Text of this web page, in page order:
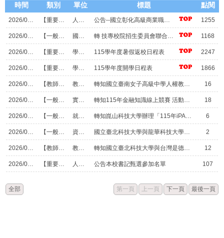
時間 類別 單位 標題 點閱
2026/07/27 【重要公告】 人事室 公告--國立彰化高級商業職業學校115年書記甄選簡章 1255
2026/06/24 【一般公告】 國立彰化高商 轉 技專校院招生委員會聯合會_116學年度四技二專「甄選入學」及「聯合登記分發入學」招生選採科目 1168
2026/06/23 【重要公告】 學務處 115學年度暑假返校日程表 2247
2026/06/23 【重要公告】 學務處 115學年度開學日程表 1866
2026/08/05 【教師研習】 教學組 轉知國立臺南女子高級中學人權教育資源中心辦理115學年度上學期「人權及轉型正義課程入校推廣計畫」實施計畫 16
2026/08/05 【一般公告】 實習處實習組 轉知115年金融知識線上競賽 活動辦法 18
2026/08/05 【一般公告】 就業組 轉知崑山科技大學辦理「115年iPAS資訊安全工程師(初階)證照班(第2 期)」 6
2026/08/05 【一般公告】 資料處理科 國立臺北科技大學與龍華科技大學電子工程系合作辦理115年「115.08.10~08.12「AI賦能應用於智慧半導體研習營」 課程資訊，敬邀貴校學生踴躍報名參加。 2
2026/08/04 【教師研習】 教學組 轉知國立臺北科技大學與台灣是德科技股份有限公司合作辦理115年 「積體光路元件及共同封裝光學耦合設計應用教師研習營」課程資訊 12
2026/08/04 【重要公告】 人事室 公告本校書記甄選參加名單 107
全部 第一頁 上一頁 下一頁 最後一頁